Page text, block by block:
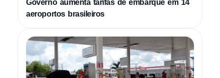
Governo aumenta tarifas de embarque em 14
aeroportos brasileiros